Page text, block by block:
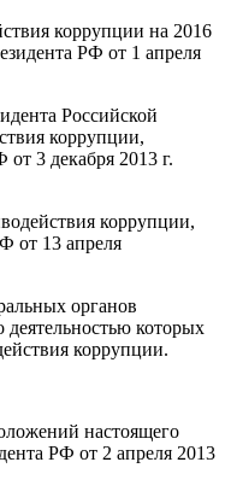
коррупции на 2016
РФ от 1 апреля
Российской
коррупции,
3 декабря 2013 г.
коррупции,
от 13 апреля
органов
деятельностью которых
коррупции.
настоящего
РФ от 2 апреля 2013